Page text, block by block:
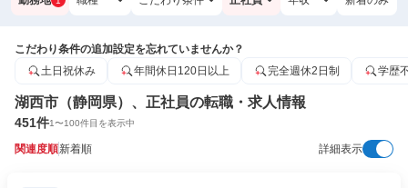
こだわり条件の追加設定を忘れていませんか？
土日祝休み
年間休日120日以上 完全週休2日制 学歴
湖西市（静岡県）、正社員の転職・求人情報
451件1〜100件目を表示中
関連度順新着順 詳細表示